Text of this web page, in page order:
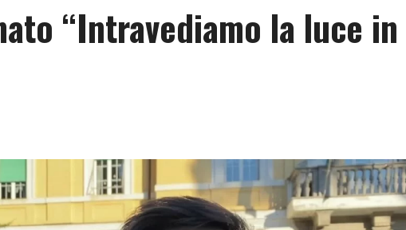
“Intravediamo la luce in